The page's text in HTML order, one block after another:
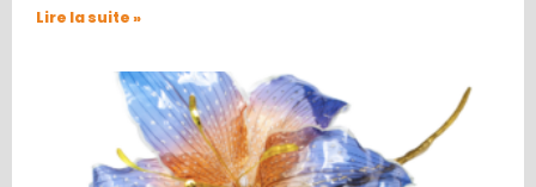
Lire la suite »